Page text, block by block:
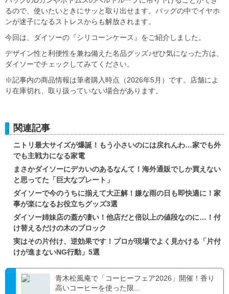
るので、使いたいときにサッと取り出せます。バッグの中でイヤホ
ンが迷子になるストレスからも解放されます。
今回は、ダイソーの『シリコーンケース』をご紹介しました。
デザイン性と利便性を兼ね備えた名品グッズ♪ぜひ気になった方は、
ダイソーでチェックしてみてください。
※記事内の商品情報は筆者購入時点（2026年5月）です。店舗によ
り在庫切れ、取り扱っていない場合があります。
関連記事
ニトリ最大サイズが爆誕！もう小さいのには戻れんわ…家でも外
でも主戦力になる家電
まさかダイソーにデカいのあるなんて！海外通販でしか買えない
と思ってた「巨大なプレート」
ダイソーで今のうちに揃えて大正解！嫌な雨の日も即快適に！家
事が楽になるお役立ちグッズ3選
ダイソー姉妹店の蓋が凄い！他店だと倍以上の値段なのに…！付
け替えるだけの木のブロック
実はその片付け、逆効果です！プロが現場でよく見かける「片付
けが進まないNG行動」5選
青木松風庵で「コーヒーフェア2026」開催！香り
高いコーヒーを使った限...